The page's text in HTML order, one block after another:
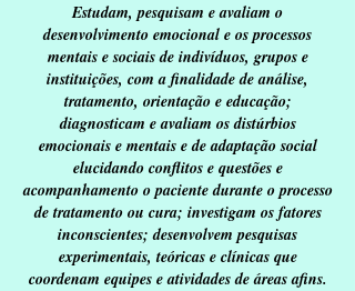
Estudam, pesquisam e avaliam o
desenvolvimento emocional e os processos
mentais e sociais de indivíduos, grupos e
instituições, com a finalidade de análise,
tratamento, orientação e educação;
diagnosticam e avaliam os distúrbios
emocionais e mentais e de adaptação social
elucidando conflitos e questões e
acompanhamento o paciente durante o processo
de tratamento ou cura; investigam os fatores
inconscientes; desenvolvem pesquisas
experimentais, teóricas e clínicas que
coordenam equipes e atividades de áreas afins.